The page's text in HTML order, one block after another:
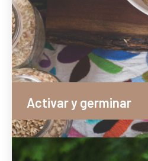
Activar y germinar